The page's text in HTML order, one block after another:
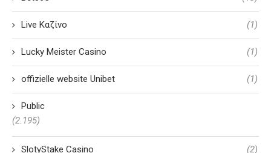
Live Καζίνο (1)
Lucky Meister Casino (1)
offizielle website Unibet (1)
Public
(2.195)
SlotyStake Casino (2)